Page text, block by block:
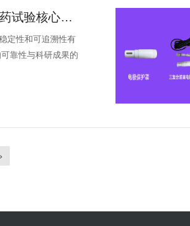
精控pH·赋能科研——思辰仪器实验室pH自动控制加药机，破解生物医药试验核心痛点
定性和可追溯性有
靠性与科研成果的